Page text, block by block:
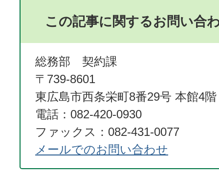
この記事に関するお問い合
総務部 契約課
〒739-8601
東広島市西条栄町8番29号 本館4階
電話：082-420-0930
ファックス：082-431-0077
メールでのお問い合わせ